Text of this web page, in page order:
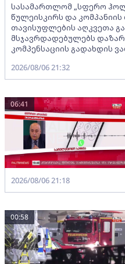
სასამართლომ „სფერო
წულეისკირს და
თავისუფლების აღკვეთა
მსჯავრდადებულებს
კომპენსაციის გადახდის
2026/08/06 21:32
06:41
2026/08/06 21:18
00:58